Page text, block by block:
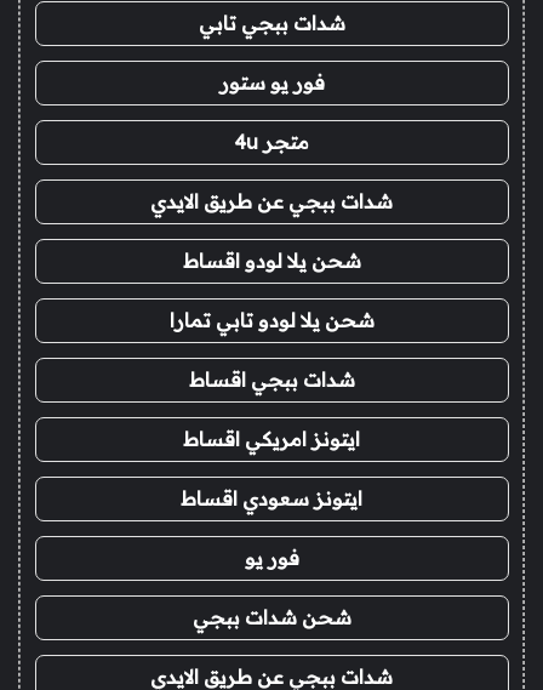
شدات ببجي تابي
فور يو ستور
متجر 4u
شدات ببجي عن طريق الايدي
شحن يلا لودو اقساط
شحن يلا لودو تابي تمارا
شدات ببجي اقساط
ايتونز امريكي اقساط
ايتونز سعودي اقساط
فور يو
شحن شدات ببجي
شدات ببجي عن طريق الايدي